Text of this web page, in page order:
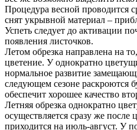
Процедура весной проводится
снят укрывной материал –
Успеть следует до активации
появления листочков.
Летом обрезка направлена на
цветение. У однократно
нормальное развитие
следующем сезоне раскроются
обеспечит хорошее качество
Летняя обрезка однократно
осуществляется сразу же после
приходится на июль-август. У